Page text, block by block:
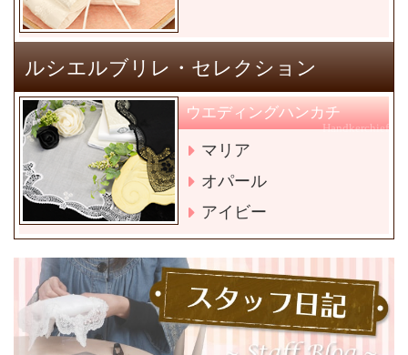
ルシエルブリレ・セレクション
ウエディングハンカチ
Handkerchief
マリア
オパール
アイビー